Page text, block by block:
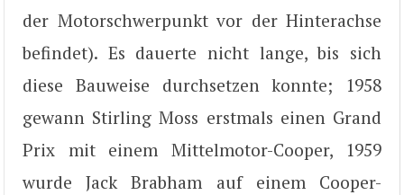
der Motorschwerpunkt vor der Hinterachse
befindet). Es dauerte nicht lange, bis sich
diese Bauweise durchsetzen konnte; 1958
gewann Stirling Moss erstmals einen Grand
Prix mit einem Mittelmotor-Cooper, 1959
wurde Jack Brabham auf einem Cooper-